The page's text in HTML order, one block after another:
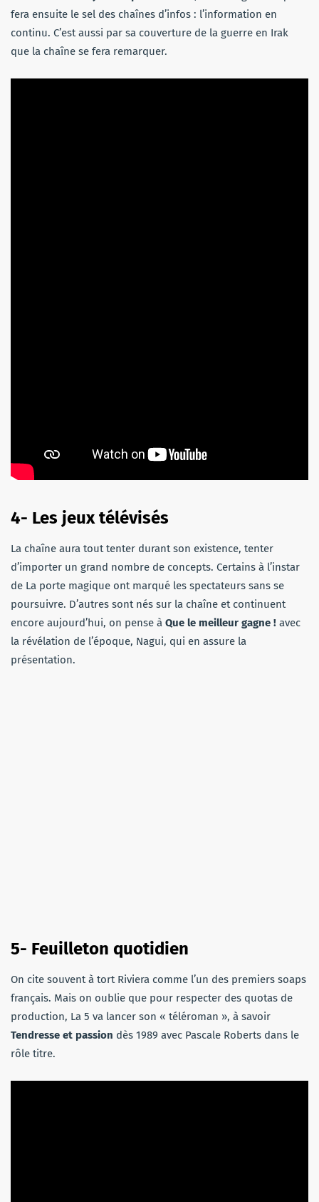
fera ensuite le sel des chaînes d’infos : l’information en
continu. C’est aussi par sa couverture de la guerre en Irak
que la chaîne se fera remarquer.
4- Les jeux télévisés
La chaîne aura tout tenter durant son existence, tenter
d’importer un grand nombre de concepts. Certains à l’instar
de La porte magique ont marqué les spectateurs sans se
poursuivre. D’autres sont nés sur la chaîne et continuent
encore aujourd’hui, on pense à Que le meilleur gagne ! avec
la révélation de l’époque, Nagui, qui en assure la
présentation.
5- Feuilleton quotidien
On cite souvent à tort Riviera comme l’un des premiers soaps
français. Mais on oublie que pour respecter des quotas de
production, La 5 va lancer son « téléroman », à savoir
Tendresse et passion dès 1989 avec Pascale Roberts dans le
rôle titre.